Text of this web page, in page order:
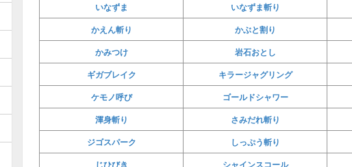
いなずま
いなずま斬り
かえん斬り
かぶと割り
かみつけ
岩石おとし
ギガブレイク
キラージャグリング
ケモノ呼び
ゴールドシャワー
渾身斬り
さみだれ斬り
ジゴスパーク
しっぷう斬り
じひびき
シャインスコール